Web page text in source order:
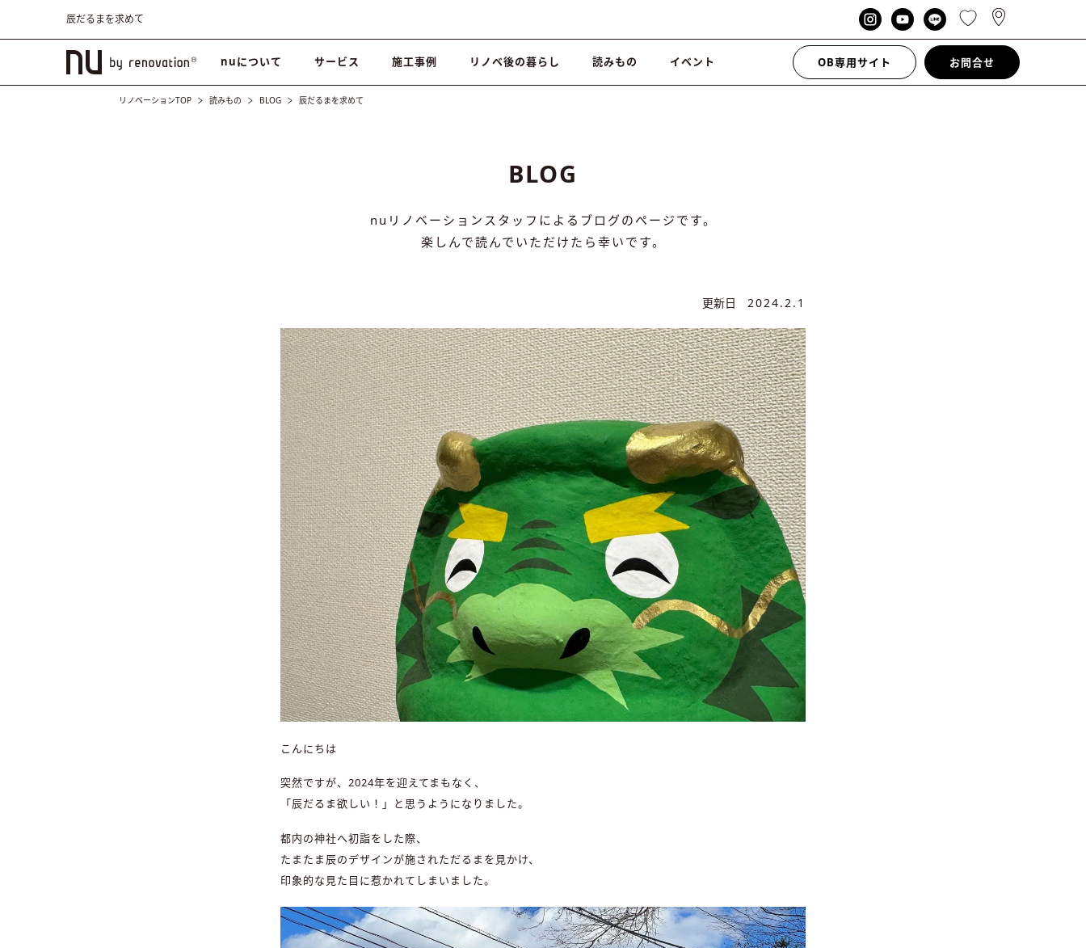
辰だるまを求めて
nuについて サービス 施工事例 リノベ後の暮らし 読みもの イベント OB専用サイト お問合せ
リノベーションTOP 読みもの BLOG 辰だるまを求めて
BLOG
nuリノベーションスタッフによるブログのページです。
楽しんで読んでいただけたら幸いです。
更新日 2024.2.1
こんにちは
突然ですが、2024年を迎えてまもなく、
「辰だるま欲しい！」と思うようになりました。
都内の神社へ初詣をした際、
たまたま辰のデザインが施されただるまを見かけ、
印象的な見た目に惹かれてしまいました。